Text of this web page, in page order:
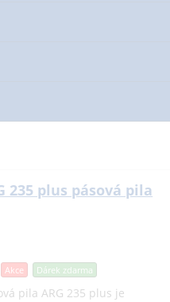
235 plus pásová pila
Akce Dárek zdarma
pila ARG 235 plus je